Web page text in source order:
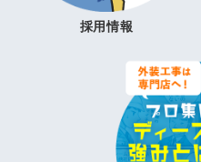
採用情報